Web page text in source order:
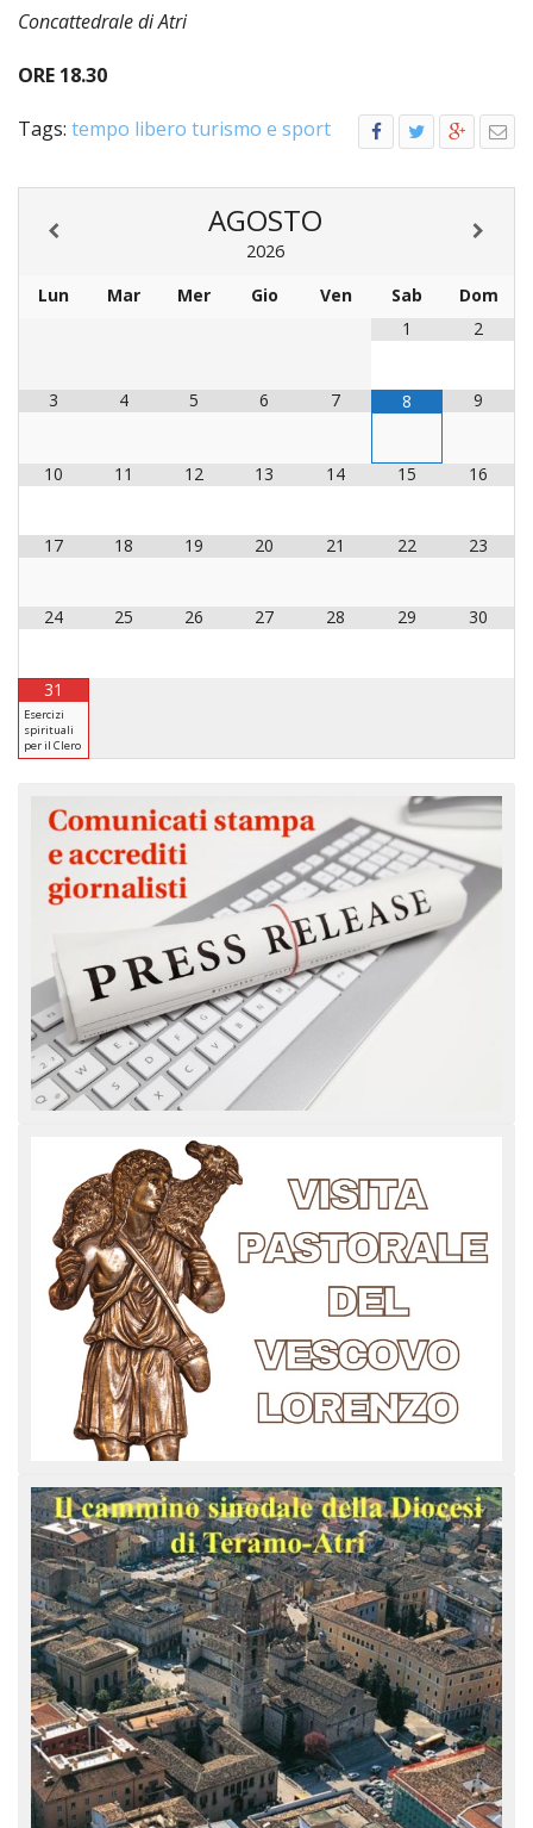
Concattedrale di Atri
ORE 18.30
Tags: tempo libero turismo e sport
AGOSTO
2026
Lun
Mar Mer Gio Ven Sab
Dom
1
2
3 4 5 6 7 8 9
10 11 12 13 14 15 16
17 18 19 20 21 22 23
24 25 26 27 28 29 30
31
Esercizi
spirituali
per il Clero